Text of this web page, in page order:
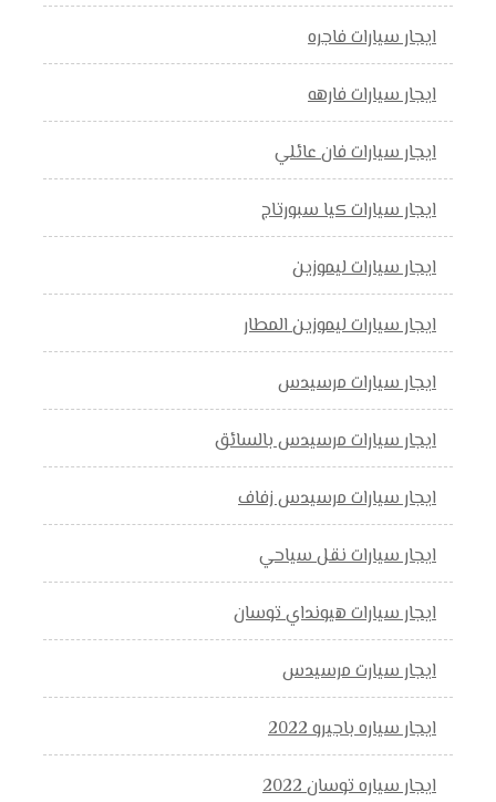
ايجار سيارات فاجره
ايجار سيارات فارهه
ايجار سيارات فان عائلي
ايجار سيارات كيا سبورتاج
ايجار سيارات ليموزين
ايجار سيارات ليموزين المطار
ايجار سيارات مرسيدس
ايجار سيارات مرسيدس بالسائق
ايجار سيارات مرسيدس زفاف
ايجار سيارات نقل سياحي
ايجار سيارات هيونداي توسان
ايجار سيارت مرسيدس
ايجار سياره باجيرو 2022
ايجار سياره توسان 2022